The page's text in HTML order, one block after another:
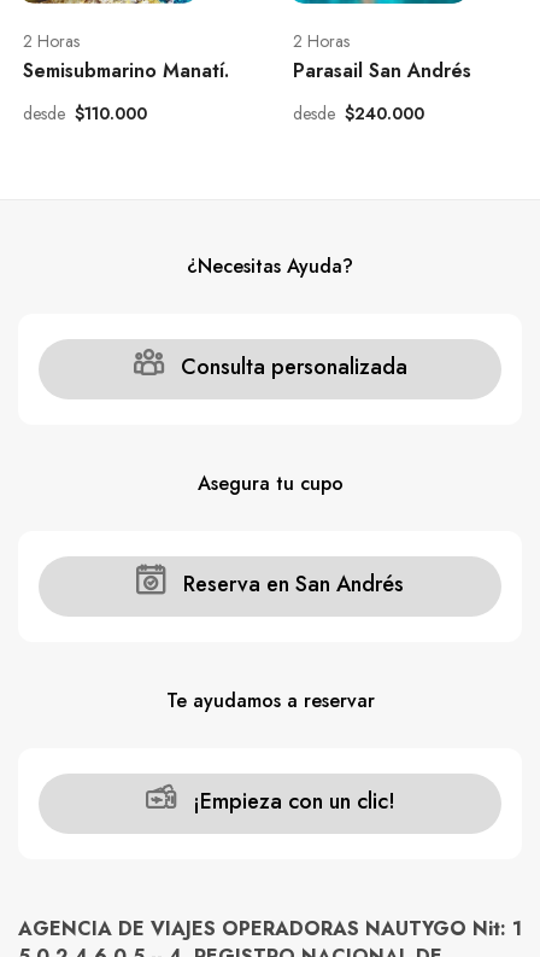
2 Horas
Semisubmarino Manatí.
desde $110.000
2 Horas
Parasail San Andrés
desde $240.000
¿Necesitas Ayuda?
Consulta personalizada
Asegura tu cupo
Reserva en San Andrés
Te ayudamos a reservar
¡Empieza con un clic!
AGENCIA DE VIAJES OPERADORAS NAUTYGO Nit: 1